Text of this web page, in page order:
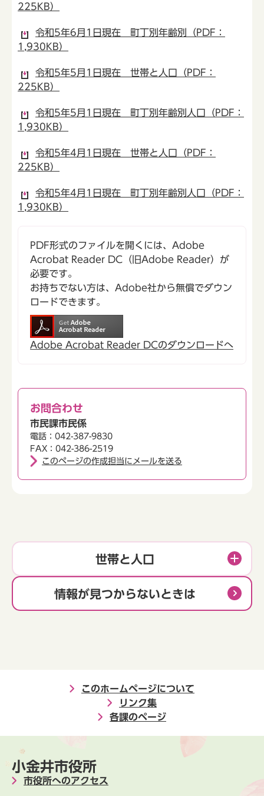
225KB）
令和5年6月1日現在 町丁別年齢別（PDF：
1,930KB）
令和5年5月1日現在 世帯と人口（PDF：
225KB）
令和5年5月1日現在 町丁別年齢別人口（PDF：
1,930KB）
令和5年4月1日現在 世帯と人口（PDF：
225KB）
令和5年4月1日現在 町丁別年齢別人口（PDF：
1,930KB）
PDF形式のファイルを開くには、Adobe
Acrobat Reader DC（旧Adobe Reader）が
必要です。
お持ちでない方は、Adobe社から無償でダウン
ロードできます。
Adobe Acrobat Reader DCのダウンロードへ
お問合わせ
市民課市民係
電話：042-387-9830
FAX：042-386-2519
このページの作成担当にメールを送る
世帯と人口
情報が見つからないときは
このホームページについて
リンク集
各課のページ
小金井市役所
市役所へのアクセス